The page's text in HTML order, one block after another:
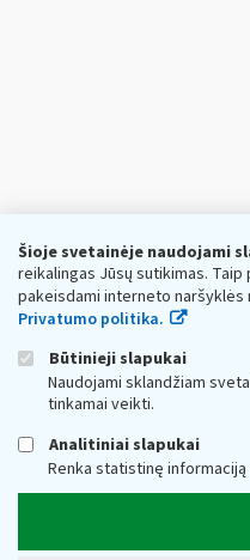
Šioje svetainėje naudojami
reikalingas Jūsų sutikimas.
pakeisdami interneto
Privatumo politika.
Būtinieji slapukai
Naudojami sklandžiam
tinkamai veikti.
Analitiniai slapukai
Renka statistinę